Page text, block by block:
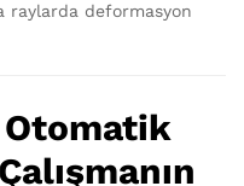
raylarda deformasyon
Otomatik